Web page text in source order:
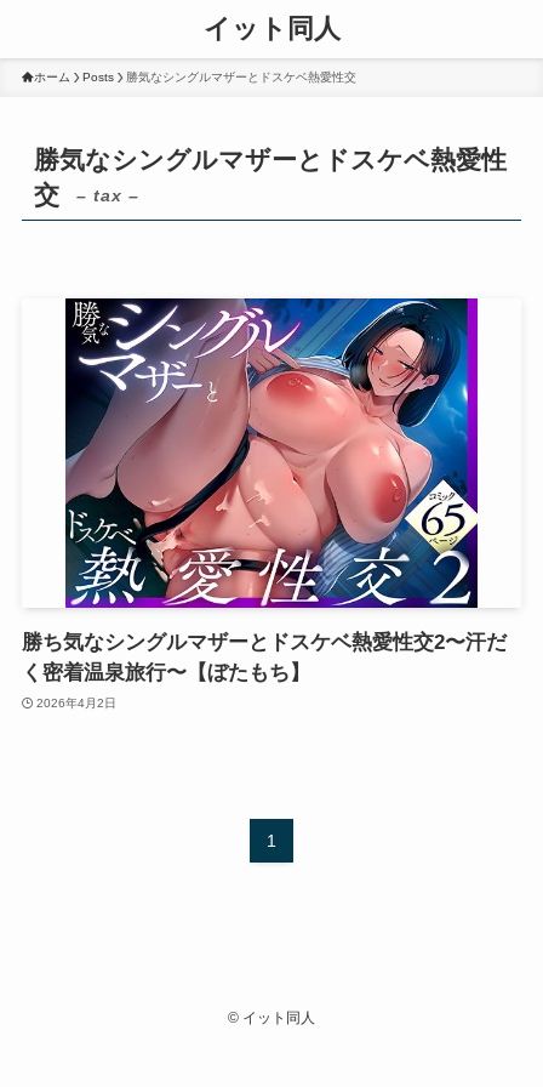
イット同人
ホーム Posts 勝気なシングルマザーとドスケベ熱愛性交
勝気なシングルマザーとドスケベ熱愛性
交
– tax –
勝ち気なシングルマザーとドスケベ熱愛性交2〜汗だ
く密着温泉旅行〜【ぼたもち】
2026年4月2日
1
© イット同人